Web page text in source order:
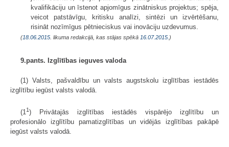
kvalifikāciju un īstenot apjomīgus zinātniskus projektus; spēja,
veicot patstāvīgu, kritisku analīzi, sintēzi un izvērtēšanu,
risināt nozīmīgus pētnieciskus vai inovāciju uzdevumus.
(18.06.2015 . likuma redakcijā, kas stājas spēkā 16.07.2015. )
9.pants. Izglītības ieguves valoda
(1) Valsts, pašvaldību un valsts augstskolu izglītības iestādēs
izglītību iegūst valsts valodā.
(11) Privātajās izglītības iestādēs vispārējo izglītību un
profesionālo izglītību pamatizglītības un vidējās izglītības pakāpē
iegūst valsts valodā.